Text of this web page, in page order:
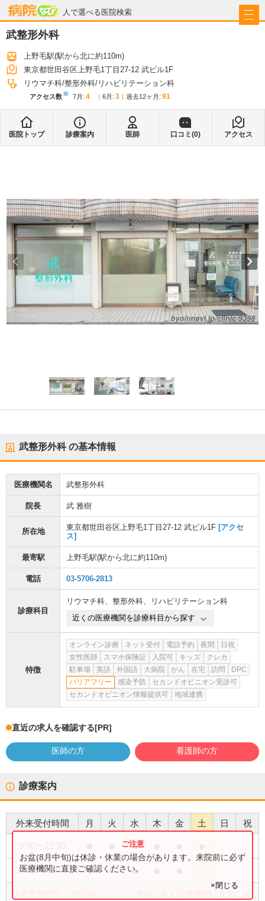
人で選べる医院検索
病院なび
武整形外科
上野毛駅(駅から北に約110m)
東京都世田谷区上野毛1丁目27-12 武ビル1F
リウマチ科 整形外科 リハビリテーション科
アクセス数※ 7月 : 4 6月 : 3 過去12ヶ月: 91
医院トップ 診療案内 医師 口コミ(0) アクセス
武整形外科の基本情報
医療機関名 武整形外科
院長 武 雅樹
所在地 東京都世田谷区上野毛1丁目27-12 武ビル1F [アクセ
ス]
最寄駅 上野毛駅(駅から北に約110m)
電話 03-5706-2813
診療科目
リウマチ科、 整形外科、
リハビリテーション科
近くの医療機関を診療科目から探す
特徴
オンライン診療 ネット受付 電話予約 夜間
日祝
女性医師
スマホ保険証 入院可 キッズ
クレカ
駐車場
英語 外国語 大病院 がん 在宅 訪問
DPC
バリアフリー
感染予防
セカンドオピニオン受診可
セカンドオピニオン情報提供可
地域連携
直近の求人を確認する[PR]
医師の方 看護師の方
診療案内
外来受付時間 月 火 水 木 金 土 日 祝
●
14:30〜18:00 ● ● ●
外来受付時間・内容等について、事前に必ず医療機関に直接ご確
お盆(8月中旬)は休診・休業の場合があります。来院前に必ず
医療機関に直接ご確認ください。
×閉じる